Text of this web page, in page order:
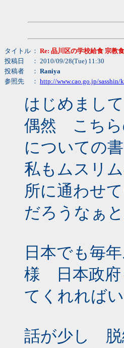
タイトル ： Re: 品川区の学校給食 宗教
投稿日
： 2010/09/28(Tue) 11:30
投稿者
： Raniya
参照先
： http://www.cao.go.jp/
はじめまして
偶然 こちら
についての
私もムスリ
所に通わせ
だろうなぁ
日本でも毎
様 日本政府
てくれれば
話が少し 脱